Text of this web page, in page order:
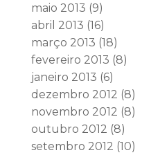
maio 2013 (9)
abril 2013 (16)
março 2013 (18)
fevereiro 2013 (8)
janeiro 2013 (6)
dezembro 2012 (8)
novembro 2012 (8)
outubro 2012 (8)
setembro 2012 (10)